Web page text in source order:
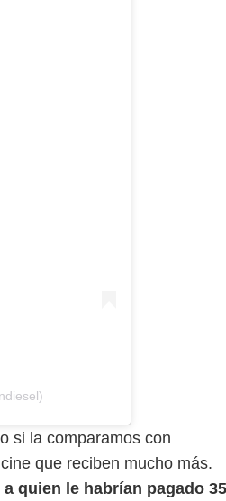
si la comparamos con
que reciben mucho más.
quien le habrían pagado 35